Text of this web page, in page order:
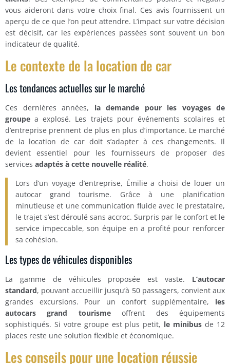
vous aideront dans votre choix final. Ces avis fournissent un
aperçu de ce que l’on peut attendre. L’impact sur votre décision
est décisif, car les expériences passées sont souvent un bon
indicateur de qualité.
Le contexte de la location de car
Les tendances actuelles sur le marché
Ces dernières années, la demande pour les voyages de
groupe a explosé. Les trajets pour événements scolaires et
d’entreprise prennent de plus en plus d’importance. Le marché
de la location de car doit s’adapter à ces changements. Il
devient essentiel pour les fournisseurs de proposer des
services adaptés à cette nouvelle réalité.
Lors d’un voyage d’entreprise, Émilie a choisi de louer un
autocar grand tourisme. Grâce à une planification
minutieuse et une communication fluide avec le prestataire,
le trajet s’est déroulé sans accroc. Surpris par le confort et le
service impeccable, son équipe en a profité pour renforcer
sa cohésion.
Les types de véhicules disponibles
La gamme de véhicules proposée est vaste. L’autocar
standard, pouvant accueillir jusqu’à 50 passagers, convient aux
grandes excursions. Pour un confort supplémentaire, les
autocars grand tourismeoffrent des équipements
sophistiqués. Si votre groupe est plus petit, le minibus de 12
places reste une solution flexible et économique.
Les conseils pour une location réussie